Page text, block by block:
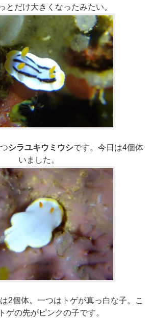
とだけ大きくなったみたい。
シラユキウミウシです。今日は4個体
いました。
は2個体。一つはトゲが真っ白な子。こ
ゲの先がピンクの子です。